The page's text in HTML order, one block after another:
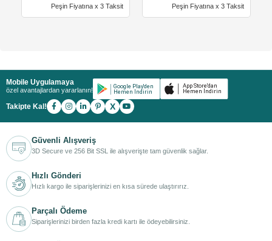
Peşin Fiyatına x 3 Taksit Peşin Fiyatına x 3 Taksit
Mobile Uygulamaya
özel avantajlardan yararlanın!
Takipte Kal! X
Güvenli Alışveriş
3D Secure ve 256 Bit SSL ile alışverişte tam güvenlik sağlar.
Hızlı Gönderi
Hızlı kargo ile siparişlerinizi en kısa sürede ulaştırırız.
Parçalı Ödeme
Siparişlerinizi birden fazla kredi kartı ile ödeyebilirsiniz.